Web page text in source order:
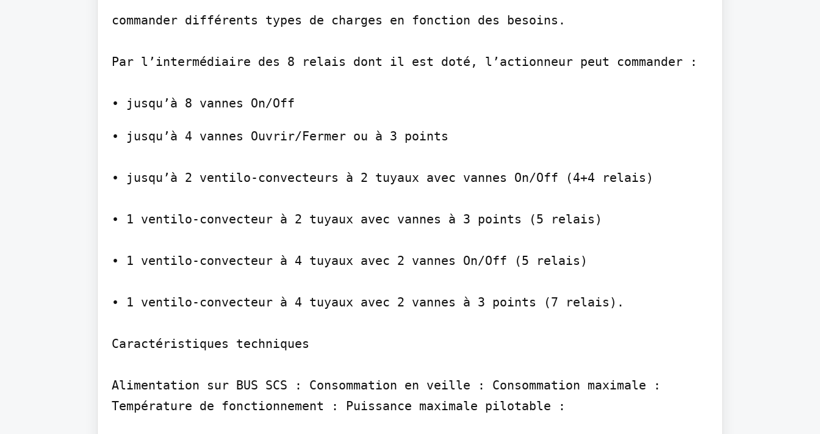
commander différents types de charges en fonction des besoins.
Par l’intermédiaire des 8 relais dont il est doté, l’actionneur peut commander :
• jusqu’à 4 vannes Ouvrir/Fermer ou à 3 points
• jusqu’à 2 ventilo-convecteurs à 2 tuyaux avec vannes On/Off (4+4 relais)
• 1 ventilo-convecteur à 2 tuyaux avec vannes à 3 points (5 relais)
• 1 ventilo-convecteur à 4 tuyaux avec 2 vannes On/Off (5 relais)
• 1 ventilo-convecteur à 4 tuyaux avec 2 vannes à 3 points (7 relais).
Caractéristiques techniques
Alimentation sur BUS SCS : Consommation en veille : Consommation maximale :
Température de fonctionnement : Puissance maximale pilotable :